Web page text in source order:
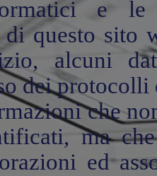
e le
questo sito
alcuni
dei protocolli
che
ma
ed